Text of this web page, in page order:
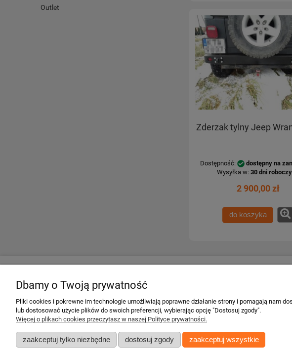
Outlet
Zderzak tylny Jeep
Dostępność:
dostępny na
Wysyłka w: 30 dni
2 900,00 zł
do koszyka
Twoje zamówienia
Ustawienia konta
Przechowalnia
Darmowa dostawa
Gwarancje
Zwroty i reklamacje
Zgłoś zwrot
Dbamy o Twoją prywatność
Pliki cookies i pokrewne im technologie umożliwiają poprawne działanie strony i pomagają nam
lub dostosować użycie plików do swoich preferencji, wybierając opcję "Dostosuj zgody".
Więcej o plikach cookies przeczytasz w naszej Polityce prywatności.
zaakceptuj tylko niezbędne dostosuj zgody zaakceptuj wszystkie